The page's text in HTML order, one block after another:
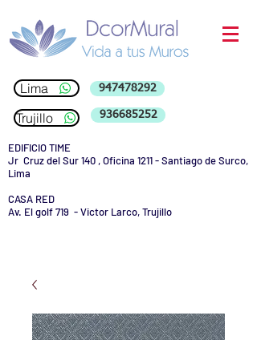
Lima 947478292
Trujillo 936685252
EDIFICIO TIME
Jr Cruz del Sur 140 , Oficina 1211 - Santiago de Surco,
Lima
CASA RED
Av. El golf 719 - Victor Larco, Trujillo